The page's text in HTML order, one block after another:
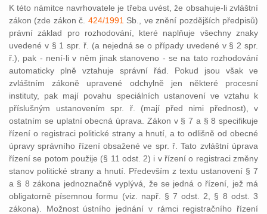
K této námitce navrhovatele je třeba uvést, že obsahuje-li zvláštní
zákon (zde zákon č. 424/1991 Sb., ve znění pozdějších předpisů)
právní základ pro rozhodování, které naplňuje všechny znaky
uvedené v § 1 spr. ř. (a nejedná se o případy uvedené v § 2 spr.
ř.), pak - není-li v něm jinak stanoveno - se na tato rozhodování
automaticky plně vztahuje správní řád. Pokud jsou však ve
zvláštním zákoně upravené odchylně jen některé procesní
instituty, pak mají povahu speciálních ustanovení ve vztahu k
příslušným ustanovením spr. ř. (mají před nimi přednost), v
ostatním se uplatní obecná úprava. Zákon v § 7 a § 8 specifikuje
řízení o registraci politické strany a hnutí, a to odlišně od obecné
úpravy správního řízení obsažené ve spr. ř. Tato zvláštní úprava
řízení se potom použije (§ 11 odst. 2) i v řízení o registraci změny
stanov politické strany a hnutí. Především z textu ustanovení § 7
a § 8 zákona jednoznačně vyplývá, že se jedná o řízení, jež má
obligatorně písemnou formu (viz. např. § 7 odst. 2, § 8 odst. 3
zákona). Možnost ústního jednání v rámci registračního řízení